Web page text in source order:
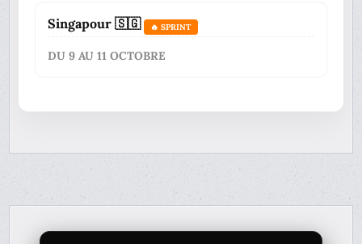
Singapour 🇸🇬 🔥 SPRINT
DU 9 AU 11 OCTOBRE